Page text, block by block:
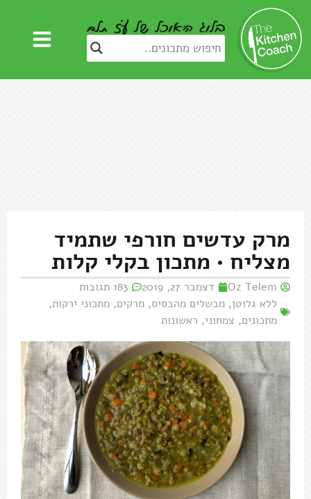
מרק עדשים חורפי שתמיד
מצליח • מתכון בקלי קלות
Oz Telem דצמבר 27, 2019
183 תגובות
ללא גלוטן, מבשלים מהבסיס, מרקים, מתכוני ירקות,
מתכונים, צמחוני, ראשונות